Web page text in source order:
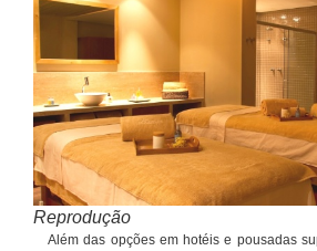
Reprodução
Além das opções em hotéis e pousadas